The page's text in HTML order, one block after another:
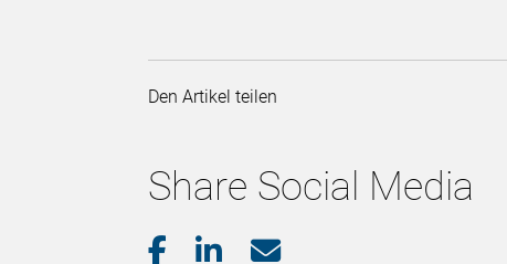
Den Artikel teilen
Share Social Media